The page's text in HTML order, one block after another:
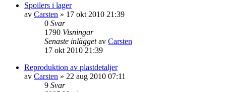
Spoilers i lager
av Carsten » 17 okt 2010 21:39
0 Svar
1790 Visningar
Senaste inläggetav Carsten
17 okt 2010 21:39
Reproduktion av plastdetaljer
av Carsten » 22 aug 2010 07:11
9 Svar